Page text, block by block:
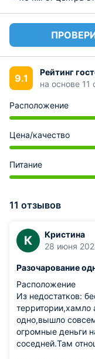
9.1
Рейтинг
на основе 11
Расположение
Цена/качество
Питание
11 отзывов
К
Кристина
28 июня
Разочарование
Расположение
Из недостатков:
одно,вышло
огромные деньги
соседней.Там